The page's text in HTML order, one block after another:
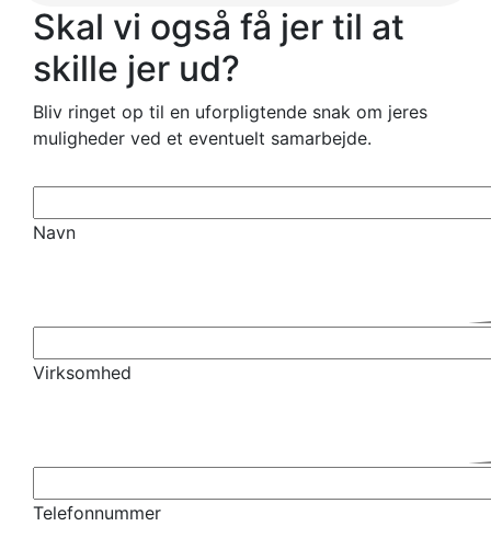
Skal vi også få jer til at
skille jer ud?
Bliv ringet op til en uforpligtende snak om jeres
muligheder ved et eventuelt samarbejde.
Navn
Virksomhed
Telefonnummer